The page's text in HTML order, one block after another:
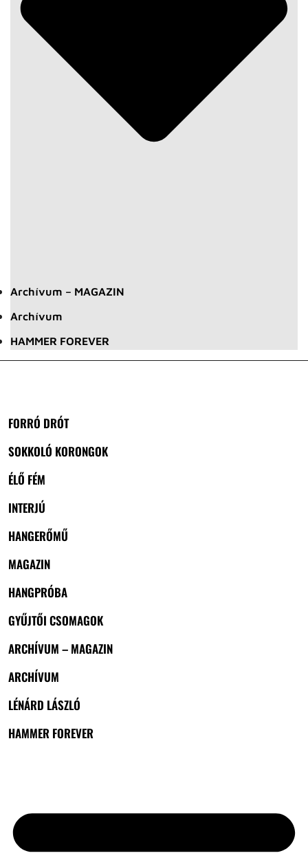
Archívum – MAGAZIN
Archívum
HAMMER FOREVER
FORRÓ DRÓT
SOKKOLÓ KORONGOK
ÉLŐ FÉM
INTERJÚ
HANGERŐMŰ
MAGAZIN
HANGPRÓBA
GYŰJTŐI CSOMAGOK
ARCHÍVUM – MAGAZIN
ARCHÍVUM
LÉNÁRD LÁSZLÓ
HAMMER FOREVER